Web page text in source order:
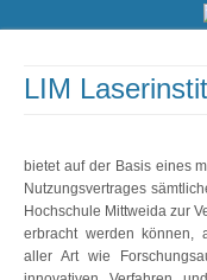
LIM
bietet auf der Basis eines
Nutzungsvertrages
Hochschule Mittweida zur
erbracht werden können,
aller Art wie